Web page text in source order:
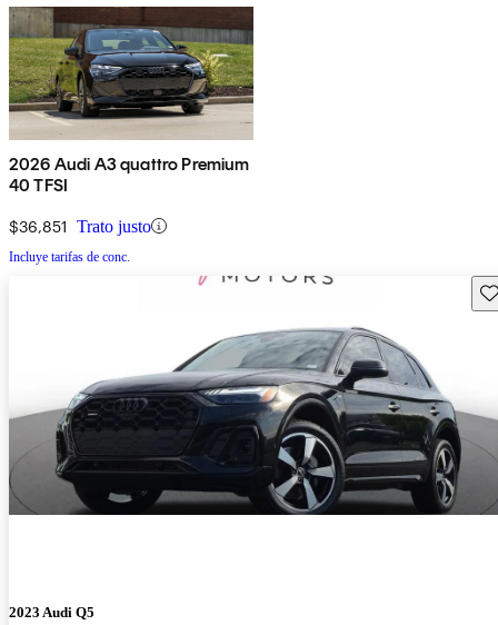
2026 Audi A3 quattro Premium
40 TFSI
$36,851 Trato justo
Incluye tarifas de conc.
2023 Audi Q5